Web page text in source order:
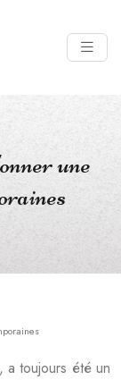
une
a toujours été un